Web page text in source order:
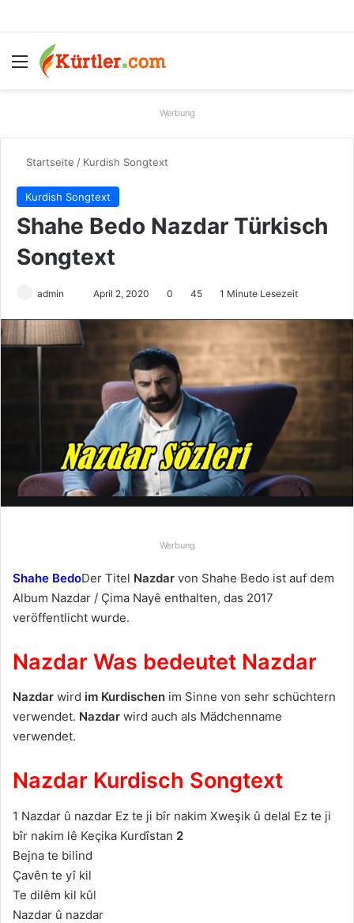
Menü
Werbung
Startseite / Kurdish Songtext
Kurdish Songtext
Shahe Bedo Nazdar Türkisch
Songtext
admin
e
i
n
a
i
l
April 2, 2020 0 45 1 Minute Lesezeit
Werbung
Shahe BedoDer Titel Nazdar von Shahe Bedo ist auf dem
Album Nazdar / Çima Nayê enthalten, das 2017
veröffentlicht wurde.
Nazdar Was bedeutet Nazdar
Nazdar wird im Kurdischen im Sinne von sehr schüchtern
verwendet. Nazdar wird auch als Mädchenname
verwendet.
Nazdar Kurdisch Songtext
1 Nazdar û nazdar Ez te ji bîr nakim Xweşik û delal Ez te ji
bîr nakim lê Keçika Kurdîstan 2
Bejna te bilind
Çavên te yî kil
Te dilêm kil kûl
Nazdar û nazdar